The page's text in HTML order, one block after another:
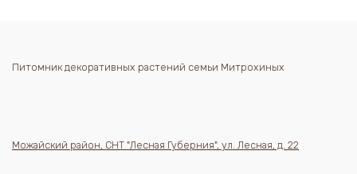
Питомник декоративных растений семьи Митрохиных
Можайский район, СНТ "Лесная Губерния", ул. Лесная, д. 22